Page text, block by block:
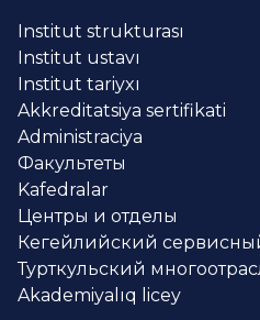
Institut strukturası
Institut ustavı
Institut tariyxı
Akkreditatsiya sertifikati
Administraciya
Факультеты
Kafedralar
Центры и отделы
Кегейлийский
Турткульский
Akademiyalıq licey